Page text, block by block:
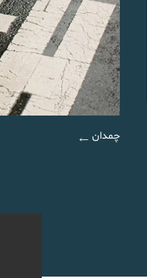
چمدان